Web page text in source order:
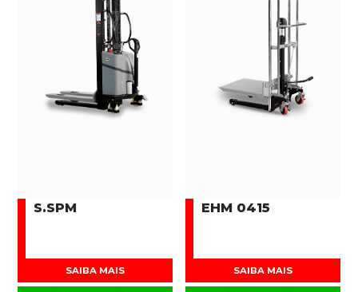
S.SPM
SAIBA MAIS
EHM 0415
SAIBA MAIS